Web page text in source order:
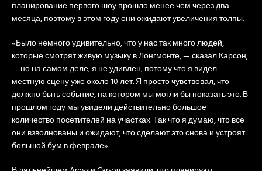
планирование первого шоу прошло менее чем через два
месяца, поэтому в этом году они ожидают увеличения толпы.
«Было немного удивительно, что у нас так много людей,
которые смотрят живую музыку в Лонгмонте, — сказал Карсон,
— но на самом деле, я не удивлен, потому что я видел
местную сцену уже около 10 лет. Я просто чувствовал, что
должно быть событие, на котором мы могли бы показать это. В
прошлом году мы увидели действительно большое
количество посетителей на участках. Так что я думаю, что все
они взволнованы и ожидают, что сделают это снова и устроят
большой бум в феврале».